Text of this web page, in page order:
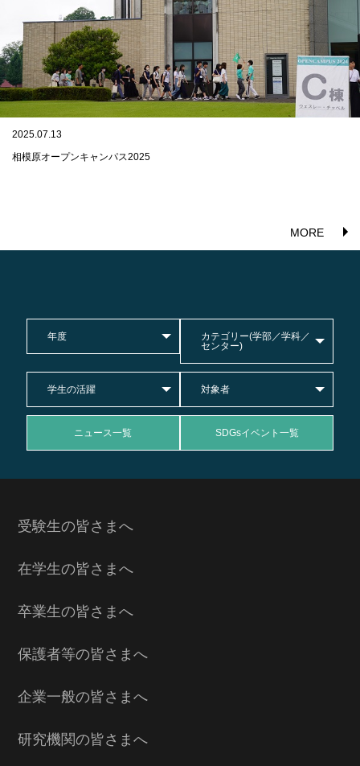
2025.07.13
相模原オープンキャンパス2025
MORE
年度
カテゴリー(学部／学科／
センター)
学生の活躍 対象者
ニュース一覧 SDGsイベント一覧
受験生の皆さまへ
在学生の皆さまへ
卒業生の皆さまへ
保護者等の皆さまへ
企業一般の皆さまへ
研究機関の皆さまへ